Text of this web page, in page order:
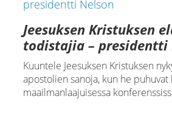
Jeesuksen Kristuksen
todistajia – presidentti
Kuuntele Jeesuksen Kristuksen
apostolien sanoja, kun he
maailmanlaajuisessa